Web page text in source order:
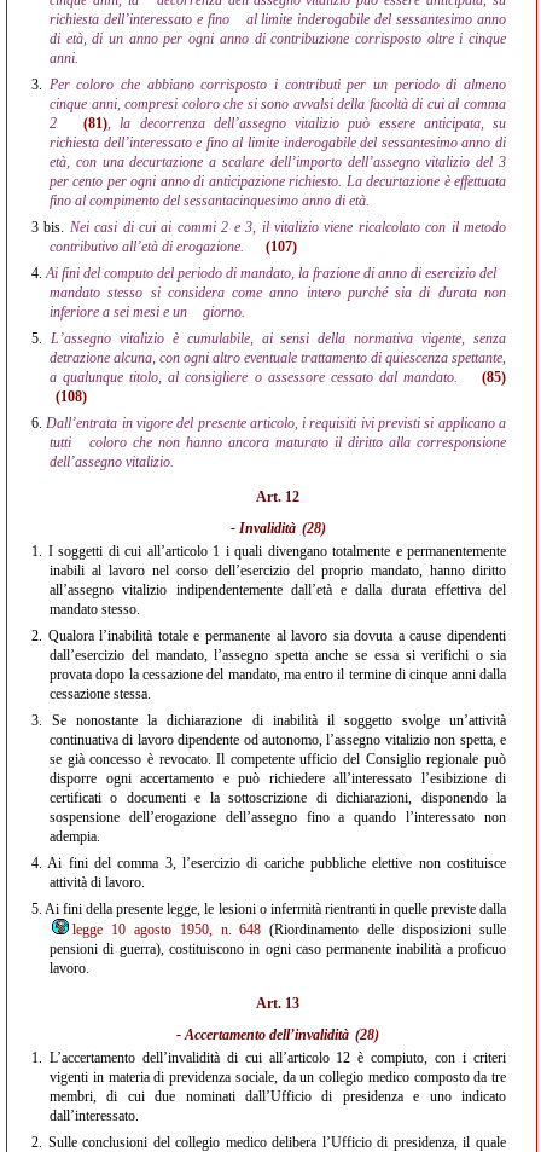
richiesta dell’interessato e fino
al limite inderogabile del sessantesimo anno
di età, di un anno per ogni anno di contribuzione corrisposto oltre i cinque
anni.
3. Per coloro che abbiano corrisposto i contributi per un periodo di almeno
cinque anni, compresi coloro che si sono avvalsi della facoltà di cui al comma
2
(81), la decorrenza dell’assegno vitalizio può essere anticipata, su
richiesta dell’interessato e fino al limite inderogabile del sessantesimo anno di
età, con una decurtazione a scalare dell’importo dell’assegno vitalizio del 3
per cento per ogni anno di anticipazione richiesto. La decurtazione è effettuata
fino al compimento del sessantacinquesimo anno di età.
3 bis. Nei casi di cui ai commi 2 e 3, il vitalizio viene ricalcolato con il metodo
contributivo all’età di erogazione.
(107)
4. Ai fini del computo del periodo di mandato, la frazione di anno di esercizio del
mandato stesso si considera come anno intero purché sia di durata non
inferiore a sei mesi e un
giorno.
5. L’assegno vitalizio è cumulabile, ai sensi della normativa vigente, senza
detrazione alcuna, con ogni altro eventuale trattamento di quiescenza spettante,
a qualunque titolo, al consigliere o assessore cessato dal mandato.
(85)
(108)
6. Dall’entrata in vigore del presente articolo, i requisiti ivi previsti si applicano a
tutti
coloro che non hanno ancora maturato il diritto alla corresponsione
dell’assegno vitalizio.
Art. 12
- Invalidità (28)
1. I soggetti di cui all’articolo 1 i quali divengano totalmente e permanentemente
inabili al lavoro nel corso dell’esercizio del proprio mandato, hanno diritto
all’assegno vitalizio indipendentemente dall’età e dalla durata effettiva del
mandato stesso.
2. Qualora l’inabilità totale e permanente al lavoro sia dovuta a cause dipendenti
dall’esercizio del mandato, l’assegno spetta anche se essa si verifichi o sia
provata dopo la cessazione del mandato, ma entro il termine di cinque anni dalla
cessazione stessa.
3. Se nonostante la dichiarazione di inabilità il soggetto svolge un’attività
continuativa di lavoro dipendente od autonomo, l’assegno vitalizio non spetta, e
se già concesso è revocato. Il competente ufficio del Consiglio regionale può
disporre ogni accertamento e può richiedere all’interessato l’esibizione di
certificati o documenti e la sottoscrizione di dichiarazioni, disponendo la
sospensione dell’erogazione dell’assegno fino a quando l’interessato non
adempia.
4. Ai fini del comma 3, l’esercizio di cariche pubbliche elettive non costituisce
attività di lavoro.
5. Ai fini della presente legge, le lesioni o infermità rientranti in quelle previste dalla
legge 10 agosto 1950, n. 648 (Riordinamento delle disposizioni sulle
pensioni di guerra), costituiscono in ogni caso permanente inabilità a proficuo
lavoro.
Art. 13
- Accertamento dell’invalidità (28)
1. L’accertamento dell’invalidità di cui all’articolo 12 è compiuto, con i criteri
vigenti in materia di previdenza sociale, da un collegio medico composto da tre
membri, di cui due nominati dall’Ufficio di presidenza e uno indicato
dall’interessato.
2. Sulle conclusioni del collegio medico delibera l’Ufficio di presidenza, il quale